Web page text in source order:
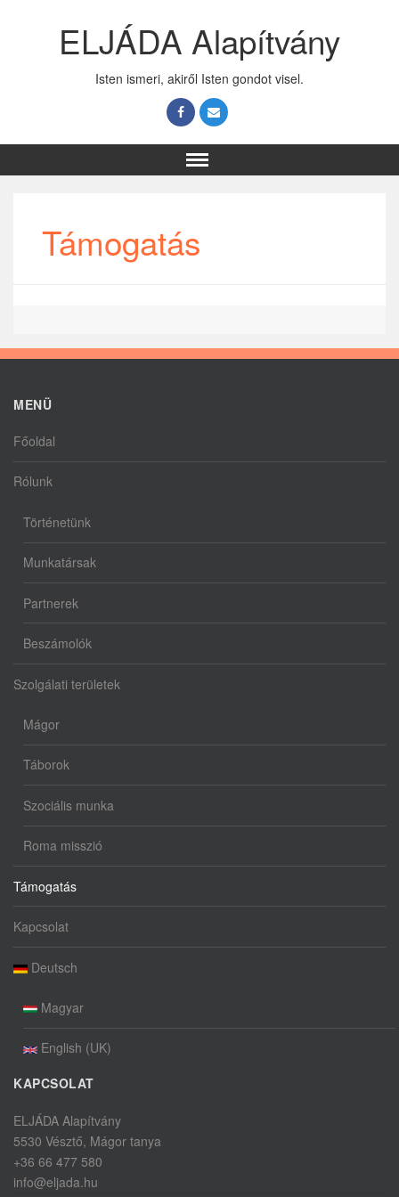
ELJÁDA Alapítvány
Isten ismeri, akiről Isten gondot visel.
Támogatás
MENÜ
Főoldal
Rólunk
Történetünk
Munkatársak
Partnerek
Beszámolók
Szolgálati területek
Mágor
Táborok
Szociális munka
Roma misszió
Támogatás
Kapcsolat
Deutsch
Magyar
English (UK)
KAPCSOLAT
ELJÁDA Alapítvány
5530 Vésztő, Mágor tanya
+36 66 477 580
info@eljada.hu